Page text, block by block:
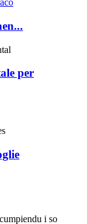
per
i so